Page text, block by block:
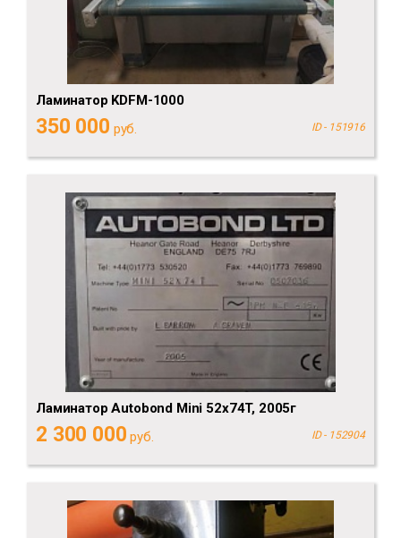
Ламинатор KDFM-1000
350 000 руб. ID - 151916
Ламинатор Autobond Mini 52х74T, 2005г
2 300 000 руб. ID - 152904